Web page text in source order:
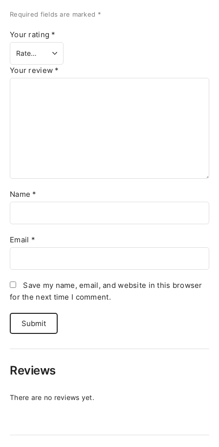
Required fields are marked *
Your rating *
Your review *
Name *
Email *
Save my name, email, and website in this browser
for the next time I comment.
Reviews
There are no reviews yet.